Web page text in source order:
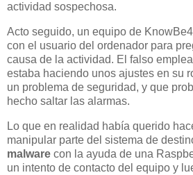
actividad sospechosa.
Acto seguido, un equipo de
con el usuario del ordenador para
causa de la actividad. El falso
estaba haciendo unos ajustes en su
un problema de seguridad, y que
hecho saltar las alarmas.
Lo que en realidad había querido
manipular parte del sistema de
malware con la ayuda de una
un intento de contacto del equipo y